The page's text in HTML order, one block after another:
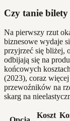
Czy tanie bilety
Na pierwszy rzut
biznesowe wydaje
przyjrzeć się bliżej,
odbijają się na
końcowych
(2023), coraz
przewoźników na
skarg na
Koszt